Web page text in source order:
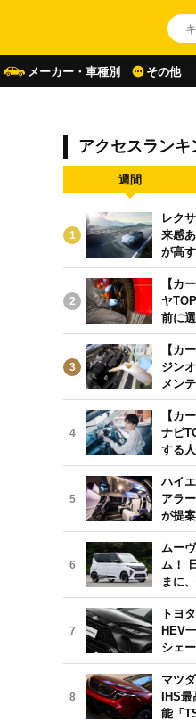
メーカー・車種別 その他
アクセスランキ
週間
1
レク
来感
が高
2
【カ
ヤ
前に
年6月
3
【カ
ジン
メン
気モ
4
【カ
ナビ
する
月版】
5
ハイ
アラ
が提
動体験
6
ムー
ム！
まに
7
トヨ
HEV
シェ
8
マツ
IHS
能「